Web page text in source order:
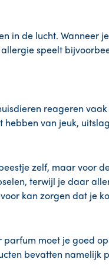
in de lucht. Wanneer
speelt
reageren
van jeuk,
zelf, maar voor
terwijl je daar
kan zorgen dat je
parfum moet je goed
bevatten namelijk